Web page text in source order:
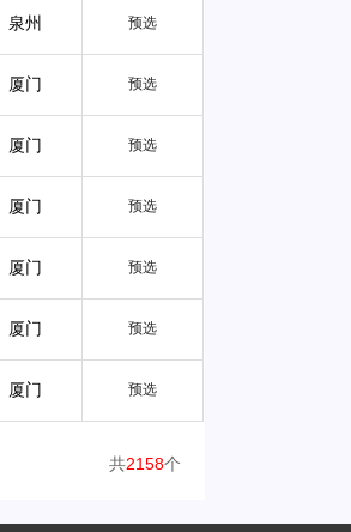
泉州 预选
厦门 预选
厦门 预选
厦门 预选
厦门 预选
厦门 预选
厦门 预选
共2158个